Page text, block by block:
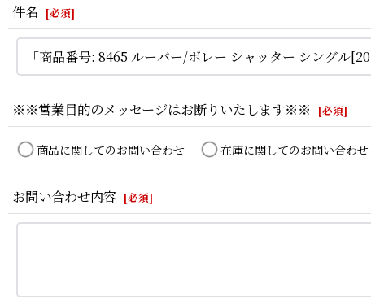
件名 [必須]
※※営業目的のメッセージはお断りいたします※※ [必須]
商品に関してのお問い合わせ 在庫に関してのお問い合わせ
お問い合わせ内容 [必須]